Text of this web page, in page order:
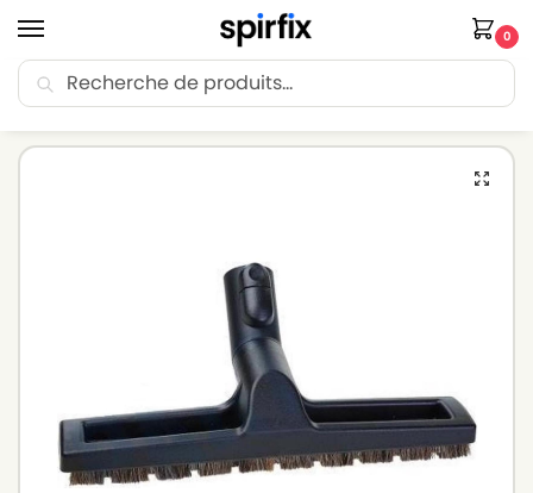
0
🚚 Livraison Point Relais offerte dès 30€ d’achat.